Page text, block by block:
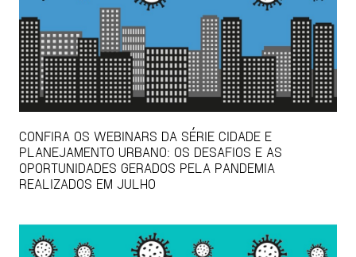
CONFIRA OS WEBINARS DA SÉRIE CIDADE E
PLANEJAMENTO URBANO: OS DESAFIOS E AS
OPORTUNIDADES GERADOS PELA PANDEMIA
REALIZADOS EM JULHO